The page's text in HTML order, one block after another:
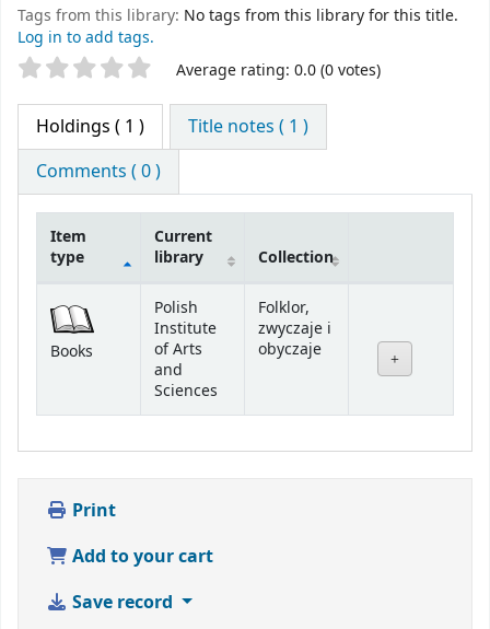
Tags from this library: No tags from this library for this title.
Log in to add tags.
Star ratings Average rating: 0.0 (0 votes)
Holdings ( 1 )
Title notes ( 1 )
Comments ( 0 )
Item
type
Current
library
Collection
Books
Polish
Institute
of Arts
and
Sciences
Folklor,
zwyczaje i
obyczaje
Print
Add to your cart
Save record